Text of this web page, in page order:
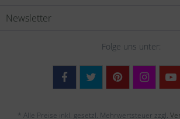
Newsletter
Folge uns unter:
* Alle Preise inkl. gesetzl. Mehrwertsteuer zzgl.